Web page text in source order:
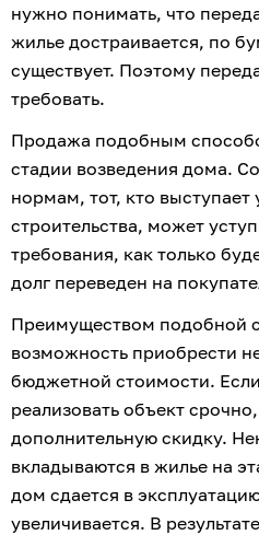
нужно понимать, что
жилье достраивается, по
существует. Поэтому
требовать.
Продажа подобным
стадии возведения дома.
нормам, тот, кто выступает
строительства, может
требования, как только
долг переведен на
Преимуществом подобной
возможность приобрести
бюджетной стоимости.
реализовать объект
дополнительную скидку.
вкладываются в жилье на
дом сдается в
увеличивается. В